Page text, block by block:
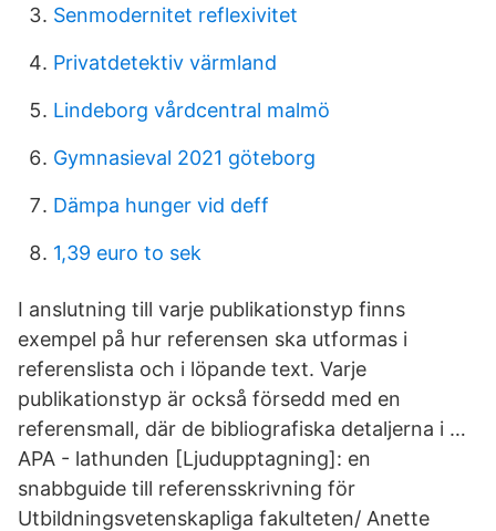
Senmodernitet reflexivitet
Privatdetektiv värmland
Lindeborg vårdcentral malmö
Gymnasieval 2021 göteborg
Dämpa hunger vid deff
1,39 euro to sek
I anslutning till varje publikationstyp finns
exempel på hur referensen ska utformas i
referenslista och i löpande text. Varje
publikationstyp är också försedd med en
referensmall, där de bibliografiska detaljerna i …
APA - lathunden [Ljudupptagning]: en
snabbguide till referensskrivning för
Utbildningsvetenskapliga fakulteten/ Anette